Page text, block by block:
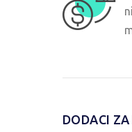
DODACI